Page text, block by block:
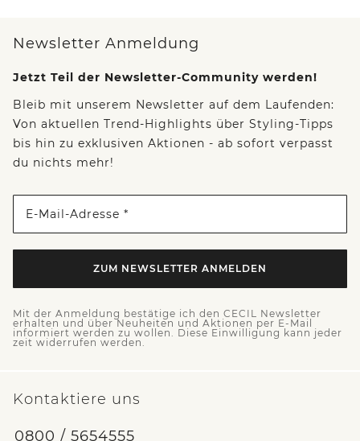
Newsletter Anmeldung
Jetzt Teil der Newsletter-Community werden!
Bleib mit unserem Newsletter auf dem Laufenden:
Von aktuellen Trend-Highlights über Styling-Tipps
bis hin zu exklusiven Aktionen - ab sofort verpasst
du nichts mehr!
E-Mail-Adresse *
ZUM NEWSLETTER ANMELDEN
Mit der Anmeldung bestätige ich den CECIL Newsletter
erhalten und über Neuheiten und Aktionen per E-Mail
informiert werden zu wollen. Diese Einwilligung kann jeder
zeit widerrufen werden.
Kontaktiere uns
0800 / 5654555